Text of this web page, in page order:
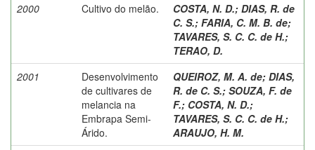
2000 Cultivo do melão. COSTA, N. D.; DIAS, R. de
C. S.; FARIA, C. M. B. de;
TAVARES, S. C. C. de H.;
TERAO, D.
2001
Desenvolvimento
de cultivares de
melancia na
Embrapa Semi-
Árido.
QUEIROZ, M. A. de; DIAS,
R. de C. S.; SOUZA, F. de
F.; COSTA, N. D.;
TAVARES, S. C. C. de H.;
ARAUJO, H. M.